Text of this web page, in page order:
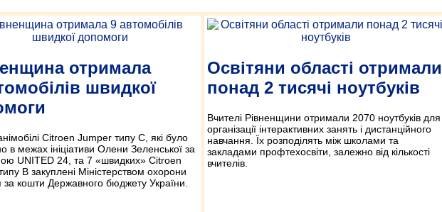
отримала
швидкої
Citroen Jumper типу С, які було
в ме­жах ініціативи Олени Зеленської за
UNITED 24, та 7 «швидких» Citroen
В закуплені Міністерством охорони
за кошти Державного бюджету України.
Освітяни області отримали
понад 2 тисячі ноутбуків
Вчителі Рівненщини отримали 2070 ноутбуків для
організації інтерактивних занять і дистанційного
навчання. Їх розподілять між школами та
закладами профтехосвіти, залежно від кількості
вчителів.